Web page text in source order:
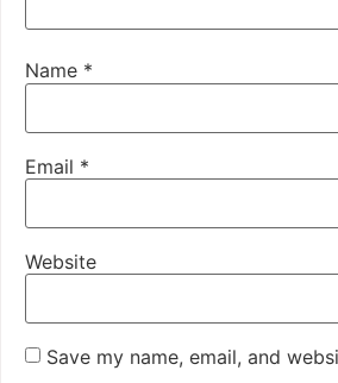
Name *
Email *
Website
Save my name, email, and